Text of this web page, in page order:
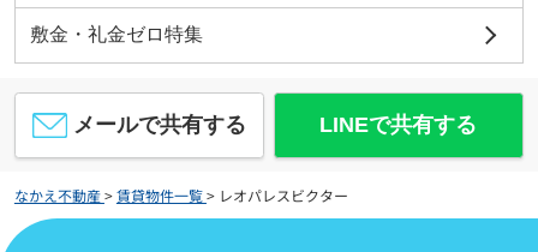
敷金・礼金ゼロ特集
メールで共有する LINEで共有する
なかえ不動産>賃貸物件一覧> レオパレスビクター